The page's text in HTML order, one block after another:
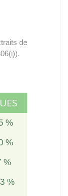
de
%
%
%
%